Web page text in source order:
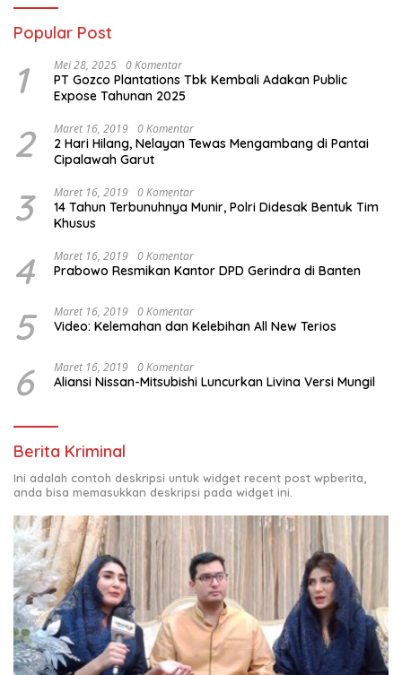
Popular Post
1 Mei 28, 2025 0 Komentar
PT Gozco Plantations Tbk Kembali Adakan Public
Expose Tahunan 2025
2 Maret 16, 2019 0 Komentar
2 Hari Hilang, Nelayan Tewas Mengambang di Pantai
Cipalawah Garut
3 Maret 16, 2019 0 Komentar
14 Tahun Terbunuhnya Munir, Polri Didesak Bentuk Tim
Khusus
4 Maret 16, 2019 0 Komentar
Prabowo Resmikan Kantor DPD Gerindra di Banten
5 Maret 16, 2019 0 Komentar
Video: Kelemahan dan Kelebihan All New Terios
6 Maret 16, 2019 0 Komentar
Aliansi Nissan-Mitsubishi Luncurkan Livina Versi Mungil
Berita Kriminal
Ini adalah contoh deskripsi untuk widget recent post wpberita,
anda bisa memasukkan deskripsi pada widget ini.